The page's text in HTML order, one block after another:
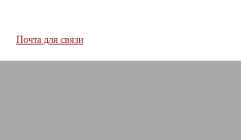
Почта для связи